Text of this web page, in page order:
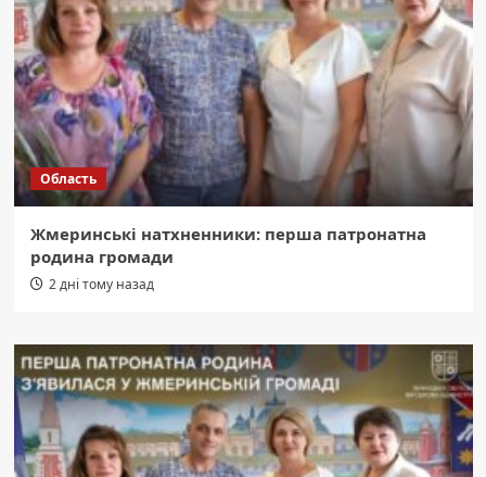
Область
Жмеринські натхненники: перша патронатна
родина громади
2 дні тому назад